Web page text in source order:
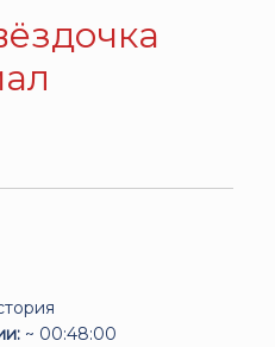
~ 00:48:00